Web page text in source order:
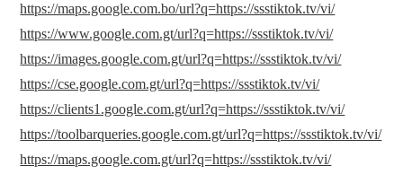
https://maps.google.com.bo/url?q=https://ssstiktok.tv/vi/
https://www.google.com.gt/url?q=https://ssstiktok.tv/vi/
https://images.google.com.gt/url?q=https://ssstiktok.tv/vi/
https://cse.google.com.gt/url?q=https://ssstiktok.tv/vi/
https://clients1.google.com.gt/url?q=https://ssstiktok.tv/vi/
https://toolbarqueries.google.com.gt/url?q=https://ssstiktok.tv/vi/
https://maps.google.com.gt/url?q=https://ssstiktok.tv/vi/